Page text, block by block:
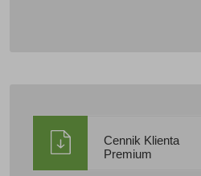
Cennik Klienta
Premium